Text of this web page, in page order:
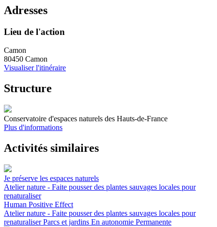
Adresses
Lieu de l'action
Camon
80450 Camon
Visualiser l'itinéraire
Structure
Conservatoire d'espaces naturels des Hauts-de-France
Plus d'informations
Activités similaires
Je préserve les espaces naturels
Atelier nature - Faite pousser des plantes sauvages locales pour
renaturaliser
Human Positive Effect
Atelier nature - Faite pousser des plantes sauvages locales pour
renaturaliser Parcs et jardins En autonomie Permanente